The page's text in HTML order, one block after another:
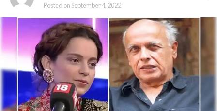
Posted onSeptember 4, 2022